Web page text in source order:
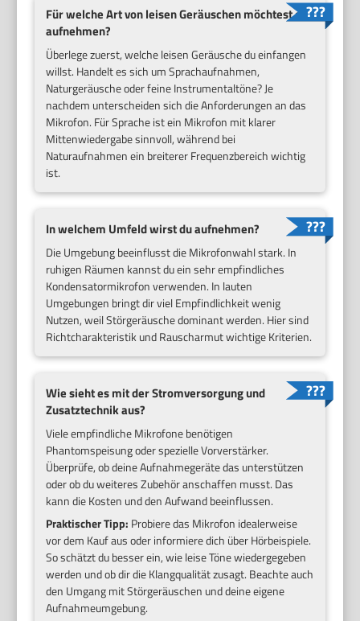
Für welche Art von leisen Geräuschen möchtest du
aufnehmen?
Überlege zuerst, welche leisen Geräusche du einfangen
willst. Handelt es sich um Sprachaufnahmen,
Naturgeräusche oder feine Instrumentaltöne? Je
nachdem unterscheiden sich die Anforderungen an das
Mikrofon. Für Sprache ist ein Mikrofon mit klarer
Mittenwiedergabe sinnvoll, während bei
Naturaufnahmen ein breiterer Frequenzbereich wichtig
ist.
In welchem Umfeld wirst du aufnehmen?
Die Umgebung beeinflusst die Mikrofonwahl stark. In
ruhigen Räumen kannst du ein sehr empfindliches
Kondensatormikrofon verwenden. In lauten
Umgebungen bringt dir viel Empfindlichkeit wenig
Nutzen, weil Störgeräusche dominant werden. Hier sind
Richtcharakteristik und Rauscharmut wichtige Kriterien.
Wie sieht es mit der Stromversorgung und
Zusatztechnik aus?
Viele empfindliche Mikrofone benötigen
Phantomspeisung oder spezielle Vorverstärker.
Überprüfe, ob deine Aufnahmegeräte das unterstützen
oder ob du weiteres Zubehör anschaffen musst. Das
kann die Kosten und den Aufwand beeinflussen.
Praktischer Tipp: Probiere das Mikrofon idealerweise
vor dem Kauf aus oder informiere dich über Hörbeispiele.
So schätzt du besser ein, wie leise Töne wiedergegeben
werden und ob dir die Klangqualität zusagt. Beachte auch
den Umgang mit Störgeräuschen und deine eigene
Aufnahmeumgebung.